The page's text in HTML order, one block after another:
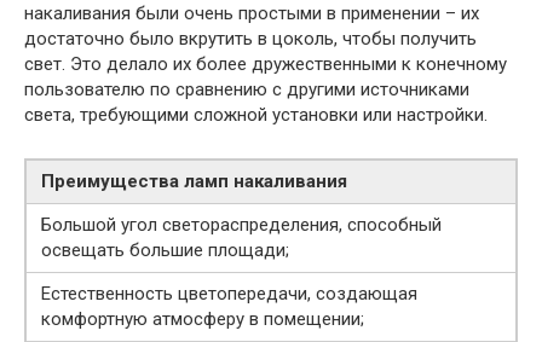
накаливания были очень простыми в применении – их
достаточно было вкрутить в цоколь, чтобы получить
свет. Это делало их более дружественными к конечному
пользователю по сравнению с другими источниками
света, требующими сложной установки или настройки.
Преимущества ламп накаливания
Большой угол светораспределения, способный
освещать большие площади;
Естественность цветопередачи, создающая
комфортную атмосферу в помещении;